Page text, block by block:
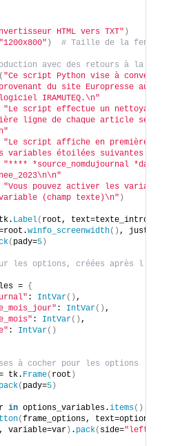
HTML vers TXT" )
"1200x800" ) # Taille de la fenêtre
avec des retours à la
( "Ce script Python vise à
du site Europresse au
IRAMUTEQ.\n"
"Le script effectue un nettoyage
ligne de chaque article selon
"Le script affiche en première
étoilées suivantes :\n"
"**** *source_nomdujournal
"Vous pouvez activer les variables
(champ texte)\n" )
Label( root, text=texte_intro,
winfo_screenwidth() ,
( pady=5)
les options, créées après
= {
: IntVar() ,
: IntVar() ,
: IntVar() ,
: IntVar()
à cocher pour les options
tk. Frame( root )
pack( pady=5)
in options_variables.items() :
(frame_options, text=option.
, variable=var) . pack( side="left"